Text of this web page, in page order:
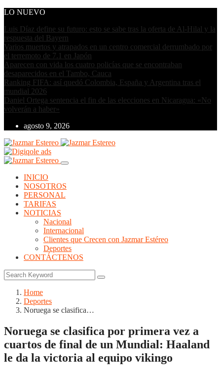
LO NUEVO
Luis Díaz define su futuro: esto se sabe tras la oferta de Al-Hilal y la
respuesta del Bayern
Varios muertos y atrapados en un centro comercial derrumbado por
el terremoto de 7.1 en Japón
Aparecen con vida los cuatro policías que se encontraban
desaparecidos en el Tambo, Cauca
Ranking FIFA: así quedó Colombia, España y Argentina tras el
mundial 2026
Daniel Ortega sentencia el fin de las elecciones en Nicaragua: «No
volverán a haber»
agosto 9, 2026
INICIO
NOSOTROS
PERSONAL
TARIFAS
NOTICIAS
Nacional
Internacional
Clientes que Crecen con Jazmar Estéreo
Deportes
CONTÁCTENOS
Home
Deportes
Noruega se clasifica…
Noruega se clasifica por primera vez a
cuartos de final de un Mundial: Haaland
le da la victoria al equipo vikingo